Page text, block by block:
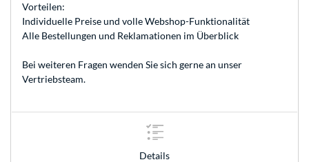
Vorteilen:
Individuelle Preise und volle Webshop-Funktionalität
Alle Bestellungen und Reklamationen im Überblick
Bei weiteren Fragen wenden Sie sich gerne an unser
Vertriebsteam.
Details